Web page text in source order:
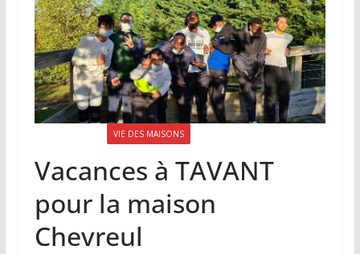
VIE DES MAISONS
Vacances à TAVANT
pour la maison
Chevreul